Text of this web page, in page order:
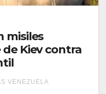
misiles
Kiev contra
VENEZUELA